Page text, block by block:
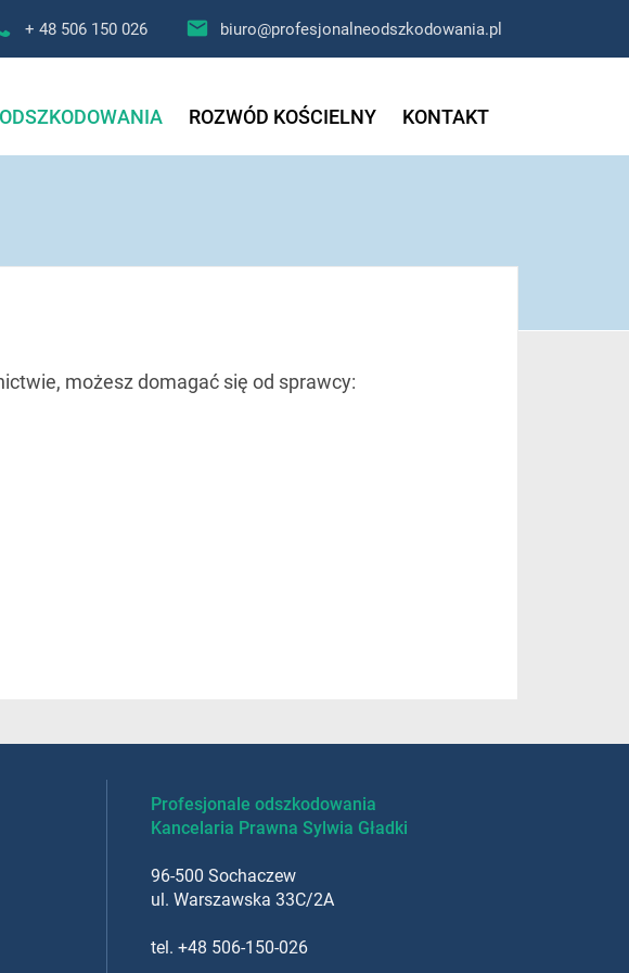
 biuro@profesjonalneodszkodowania.pl
+ 48 506 150 026
ODSZKODOWANIA ROZWÓD KOŚCIELNY KONTAKT
możesz domagać się od sprawcy:
Profesjonale odszkodowania
Kancelaria Prawna Sylwia Gładki
96-500 Sochaczew
ul. Warszawska 33C/2A
tel. +48 506-150-026